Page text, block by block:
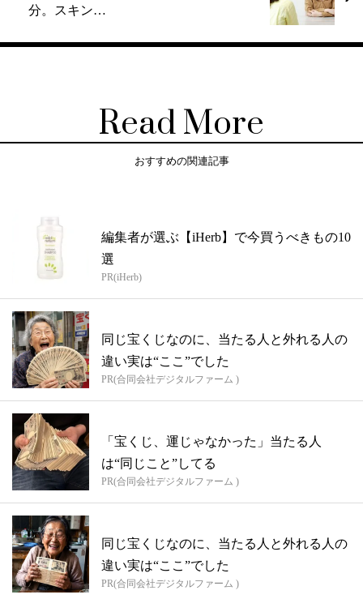
分。スキン…
Read More
おすすめの関連記事
編集者が選ぶ【iHerb】で今買うべきもの10
選
PR(iHerb)
同じ宝くじなのに、当たる人と外れる人の
違い実は“ここ”でした
PR(合同会社デジタルファーム )
「宝くじ、運じゃなかった」当たる人
は“同じこと”してる
PR(合同会社デジタルファーム )
同じ宝くじなのに、当たる人と外れる人の
違い実は“ここ”でした
PR(合同会社デジタルファーム )